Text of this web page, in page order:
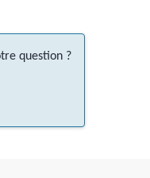
question ?